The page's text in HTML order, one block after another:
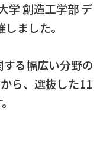
学 創造工学部 デ
ました。
る幅広い分野の
ら、選抜した11